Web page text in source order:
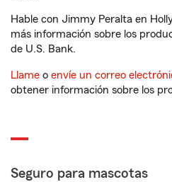
Hable con Jimmy Peralta en
más información sobre los
de U.S. Bank.
Llame o envíe un correo
obtener información sobre los
Seguro para mascotas